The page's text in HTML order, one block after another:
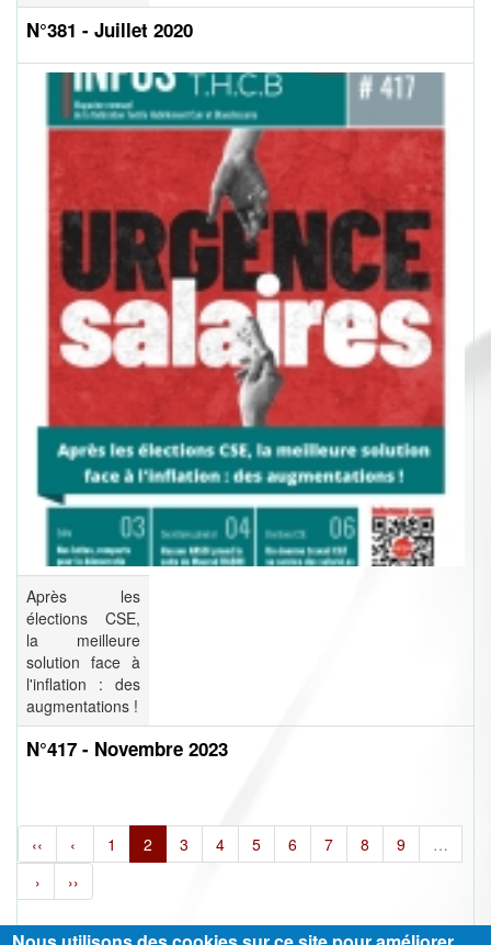
N°381 - Juillet 2020
Après les
élections CSE,
la meilleure
solution face à
l'inflation : des
augmentations !
N°417 - Novembre 2023
‹‹ ‹ 1 2 3 4 5 6 7 8 9
…
›
››